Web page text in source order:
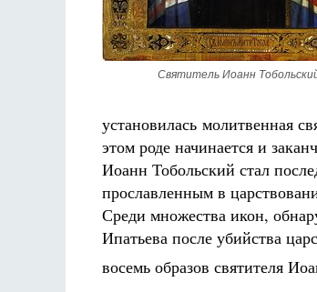
Святитель Иоанн
установилась молитвенная
этом роде начинается и
Иоанн Тобольский стал
прославленным в
Среди множества икон,
Ипатьева после убийства
восемь образов святителя